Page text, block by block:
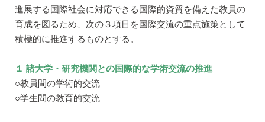
進展する国際社会に対応できる国際的資質を備えた教員の
育成を図るため、次の３項目を国際交流の重点施策として
積極的に推進するものとする。
１ 諸大学・研究機関との国際的な学術交流の推進
○教員間の学術的交流
○学生間の教育的交流